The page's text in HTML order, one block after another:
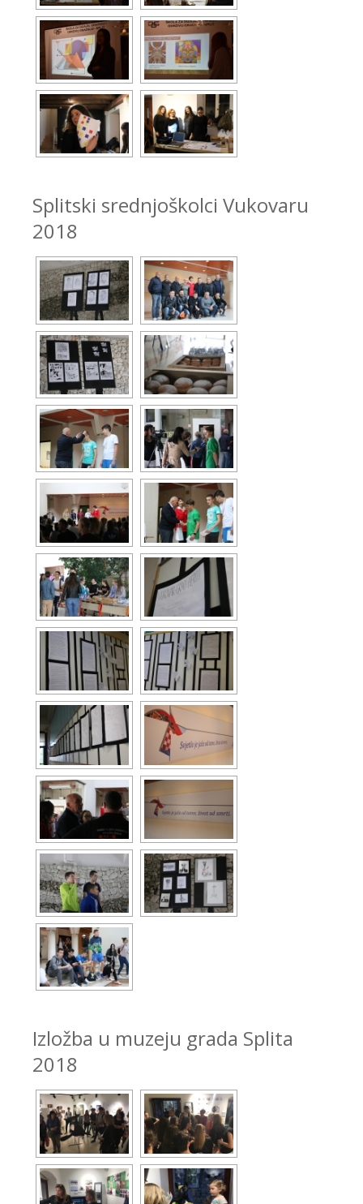
Splitski srednjoškolci Vukovaru
2018
Izložba u muzeju grada Splita
2018